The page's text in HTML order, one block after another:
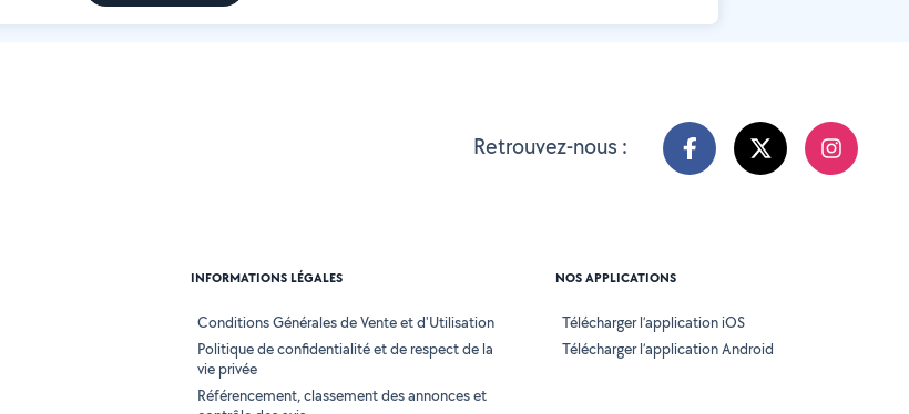
Retrouvez-nous :
INFORMATIONS LÉGALES
Conditions Générales de Vente et d'Utilisation
Politique de confidentialité et de respect de la
vie privée
Référencement, classement des annonces et
NOS APPLICATIONS
Télécharger l’application iOS
Télécharger l’application Android